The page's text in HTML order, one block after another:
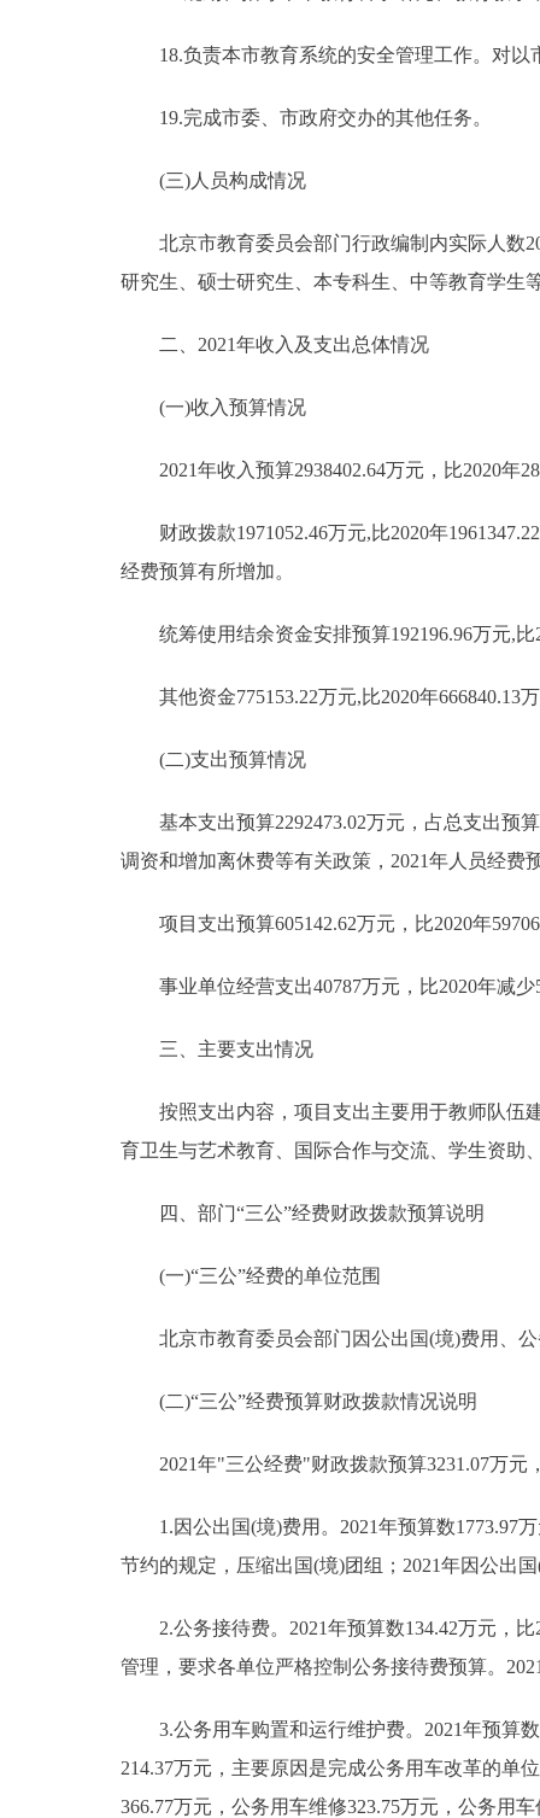
18.负责本市教育系统的安全管理工作。对以
19.完成市委、市政府交办的其他任务。
(三)人员构成情况
北京市教育委员会部门行政编制内实际人数
研究生、硕士研究生、本专科生、中等教育学生
二、2021年收入及支出总体情况
(一)收入预算情况
2021年收入预算2938402.64万元，比2020年
财政拨款1971052.46万元,比2020年
经费预算有所增加。
统筹使用结余资金安排预算192196.96万元,比
其他资金775153.22万元,比2020年666840.13
(二)支出预算情况
基本支出预算2292473.02万元，占总支出预算
调资和增加离休费等有关政策，2021年人员经费
项目支出预算605142.62万元，比2020年
事业单位经营支出40787万元，比2020年减少
三、主要支出情况
按照支出内容，项目支出主要用于教师队伍建
育卫生与艺术教育、国际合作与交流、学生资助
四、部门“三公”经费财政拨款预算说明
(一)“三公”经费的单位范围
北京市教育委员会部门因公出国(境)费用、公
(二)“三公”经费预算财政拨款情况说明
2021年"三公经费"财政拨款预算3231.07万元
1.因公出国(境)费用。2021年预算数1773.97万
节约的规定，压缩出国(境)团组；2021年因公出
2.公务接待费。2021年预算数134.42万元，比
管理，要求各单位严格控制公务接待费预算。
3.公务用车购置和运行维护费。2021年预算数
214.37万元，主要原因是完成公务用车改革的单
366.77万元，公务用车维修323.75万元，公务用